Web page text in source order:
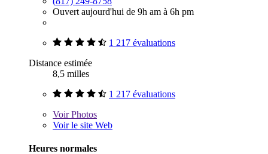
Ouvert aujourd'hui de 9h am à 6h pm
1 217 évaluations
Distance estimée
8,5 milles
1 217 évaluations
VoirPhotos
Voir le site Web
Heures normales